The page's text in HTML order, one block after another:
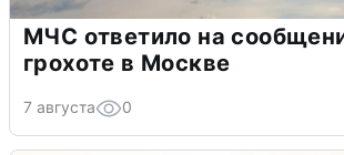
МЧС ответило на
грохоте в Москве
7 августа 0